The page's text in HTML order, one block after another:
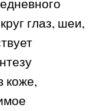
глаз, шеи,
коже,